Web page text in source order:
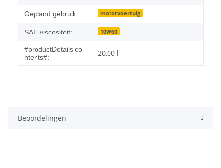
Gepland gebruik: motorvoertuig
SAE-viscositeit: 10W60
#productDetails.co
ntents#:
20,00 l
Beoordelingen